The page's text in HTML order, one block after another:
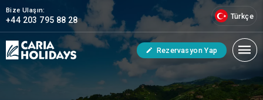
Bize Ulaşın:
+44 203 795 88 28 Türkçe
Rezervasyon Yap